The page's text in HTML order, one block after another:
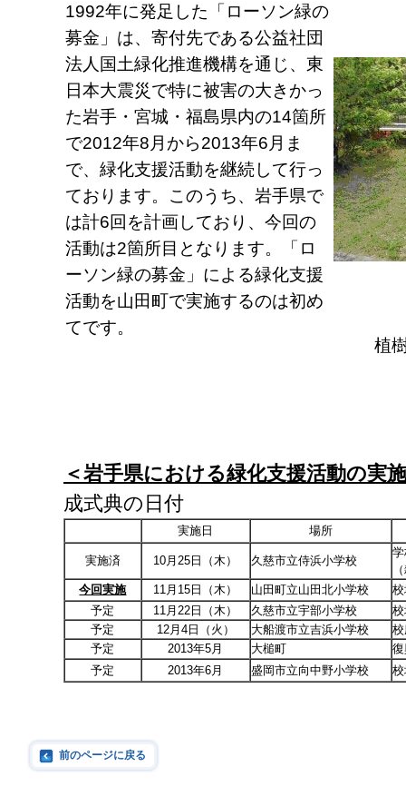
1992年に発足した「ローソン緑の
募金」は、寄付先である公益社団
法人国土緑化推進機構を通じ、東
日本大震災で特に被害の大きかっ
た岩手・宮城・福島県内の14箇所
で2012年8月から2013年6月ま
で、緑化支援活動を継続して行っ
ております。このうち、岩手県で
は計6回を計画しており、今回の
活動は2箇所目となります。「ロ
ーソン緑の募金」による緑化支援
活動を山田町で実施するのは初め
てです。
植
＜岩手県における緑化支援活動の実
成式典の日付
実施日 場所
実施済 10月25日（木） 久慈市立侍浜小学校
今回実施
11月15日（木） 山田町立山田北小学校
予定
11月22日（木） 久慈市立宇部小学校
予定
12月4日（火） 大船渡市立吉浜小学校
予定
2013年5月 大槌町
予定
2013年6月 盛岡市立向中野小学校
前のページに戻る